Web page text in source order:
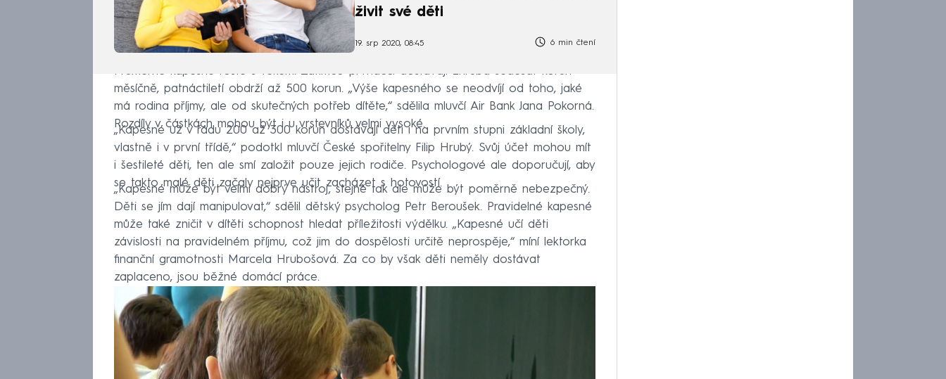
živit své děti
19. srp 2020, 08:45 6 min čtení
Průměrné kapesné roste s věkem. Zatímco prvňáčci dostávají zhruba šedesát korun
měsíčně, patnáctiletí obdrží až 500 korun. „Výše kapesného se neodvíjí od toho, jaké
má rodina příjmy, ale od skutečných potřeb dítěte,“ sdělila mluvčí Air Bank Jana Pokorná.
Rozdíly v částkách mohou být i u vrstevníků velmi vysoké.
„Kapesné už v řádu 200 až 300 korun dostávají děti i na prvním stupni základní školy,
vlastně i v první třídě,“ podotkl mluvčí České spořitelny Filip Hrubý. Svůj účet mohou mít
i šestileté děti, ten ale smí založit pouze jejich rodiče. Psychologové ale doporučují, aby
se takto malé děti začaly nejprve učit zacházet s hotovostí.
„Kapesné může být velmi dobrý nástroj, stejně tak ale může být poměrně nebezpečný.
Děti se jím dají manipulovat,“ sdělil dětský psycholog Petr Beroušek. Pravidelné kapesné
může také zničit v dítěti schopnost hledat příležitosti výdělku. „Kapesné učí děti
závislosti na pravidelném příjmu, což jim do dospělosti určitě neprospěje,“ míní lektorka
finanční gramotnosti Marcela Hrubošová. Za co by však děti neměly dostávat
zaplaceno, jsou běžné domácí práce.